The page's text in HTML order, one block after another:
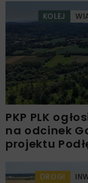
KOLEJ
PKP PLK
na odcinek
projektu
DROGI